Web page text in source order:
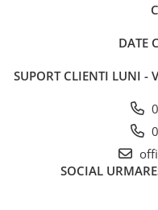
DATE
SUPORT CLIENTI LUNI -
SOCIAL